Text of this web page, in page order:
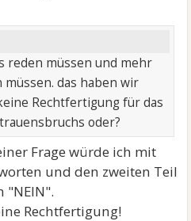
reden müssen und mehr
das haben wir
Rechtfertigung für das
oder?
Frage würde ich mit
und den zweiten Teil
"NEIN".
Rechtfertigung!